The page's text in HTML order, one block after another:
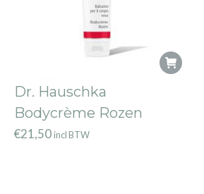
Dr. Hauschka
Bodycrème Rozen
€21,50 incl BTW